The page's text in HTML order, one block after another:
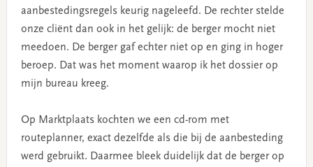
aanbestedingsregels keurig nageleefd. De rechter stelde
onze cliënt dan ook in het gelijk: de berger mocht niet
meedoen. De berger gaf echter niet op en ging in hoger
beroep. Dat was het moment waarop ik het dossier op
mijn bureau kreeg.
Op Marktplaats kochten we een cd-rom met
routeplanner, exact dezelfde als die bij de aanbesteding
werd gebruikt. Daarmee bleek duidelijk dat de berger op